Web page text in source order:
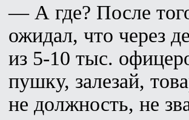
— А где? После
ожидал, что через
из 5-10 тыс.
пушку, залезай,
не должность, не